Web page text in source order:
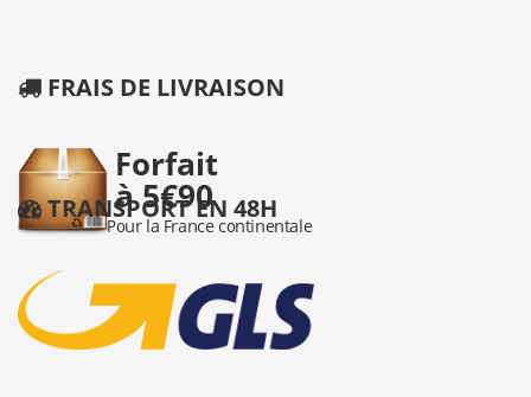
FRAIS DE LIVRAISON
TRANSPORT EN 48H